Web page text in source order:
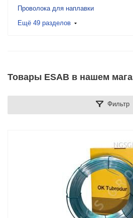
Проволока для наплавки
Ещё 49 разделов
Товары ESAB в нашем
Фильтр